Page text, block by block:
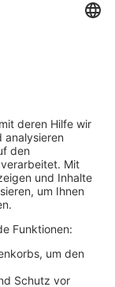
an einem
breiten
zu